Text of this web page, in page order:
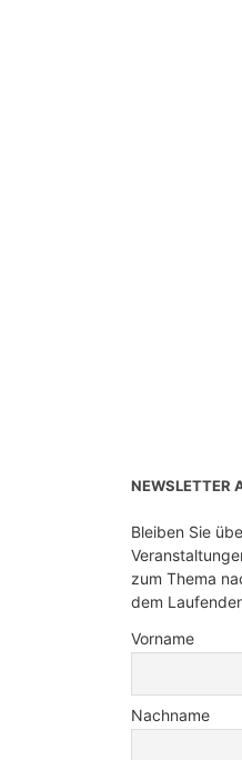
NEWSLETTER
Bleiben Sie
zum Thema
dem
Vorname
Nachname